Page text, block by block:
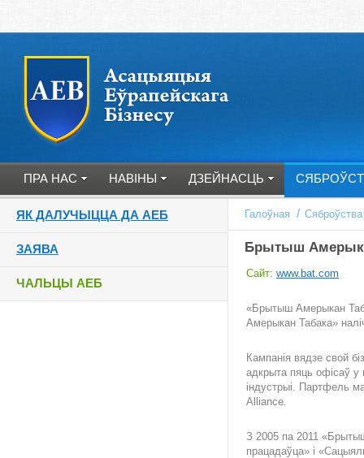
ПРА НАС НАВІНЫ ДЗЕЙНАСЦЬ
ЯК ДАЛУЧЫЦЦА ДА АЕБ
ЗАЯВА
ЧАЛЬЦЫ АЕБ
Галоўная / Сяброўства
Брытыш
Cайт: www.bat.com
«Брытыш Амерыкан
Амерыкан Табака»
Кампанія вядзе свой
адкрыта пяць офісаў
індустрыі. Партфель
Alliance.
З 2005 па 2011
працадаўца» і